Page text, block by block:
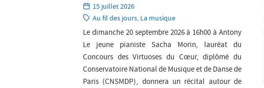
Paru
le:
15 juillet 2026
Catégorie:
Au fil des jours, La musique
Le dimanche 20 septembre 2026 à 16h00 à Antony
Le jeune pianiste Sacha Morin, lauréat du
Concours des Virtuoses du Cœur, diplômé du
Conservatoire National de Musique et de Danse de
Paris (CNSMDP), donnera un récital autour de